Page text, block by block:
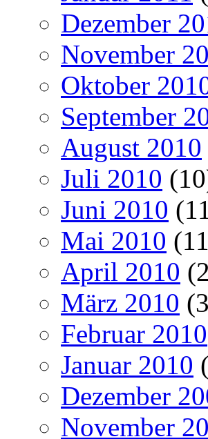
Dezember
November
Oktober
September
August 2010
Juli 2010
Juni 2010
Mai 2010
April 2010
März 2010
Februar 2010
Januar 2010
Dezember
November